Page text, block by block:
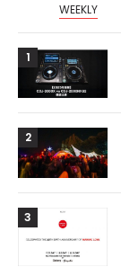
WEEKLY
1
2
3